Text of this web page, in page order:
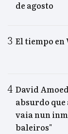
de agosto
El tiempo en
David
absurdo que
vaia nun
baleiros"